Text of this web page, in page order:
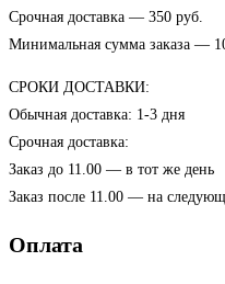
Срочная доставка — 350 руб.
Минимальная сумма заказа —
СРОКИ ДОСТАВКИ:
Обычная доставка: 1-3 дня
Срочная доставка:
Заказ до 11.00 — в тот же день
Заказ после 11.00 — на
Оплата